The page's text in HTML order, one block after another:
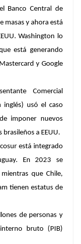
Banco Central de
masas y ahora está
Washington lo
está generando
y Google
Comercial
inglés) usó el caso
imponer nuevos
a EEUU.
está integrado
En 2023 se
que Chile,
tienen estatus de
de personas y
bruto (PIB)